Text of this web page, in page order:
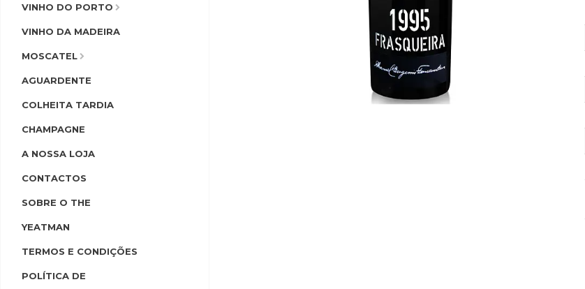
VINHO DO PORTO
VINHO DA MADEIRA
MOSCATEL
AGUARDENTE
COLHEITA TARDIA
CHAMPAGNE
A NOSSA LOJA
CONTACTOS
SOBRE O THE
YEATMAN
TERMOS E CONDIÇÕES
POLÍTICA DE